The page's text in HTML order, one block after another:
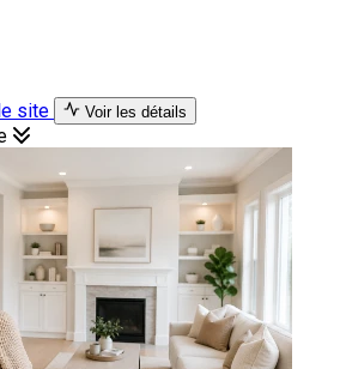
site Voir les détails